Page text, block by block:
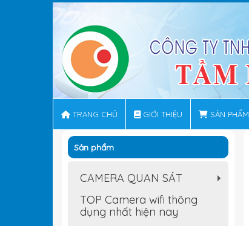
TRANG CHỦ GIỚI THIỆU SẢN PHẨM
Sản phẩm
CAMERA QUAN SÁT
TOP Camera wifi thông
dụng nhất hiện nay